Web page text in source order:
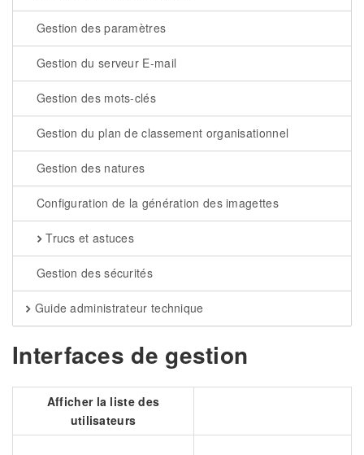
Gestion des paramètres
Gestion du serveur E-mail
Gestion des mots-clés
Gestion du plan de classement organisationnel
Gestion des natures
Configuration de la génération des imagettes
Trucs et astuces
Gestion des sécurités
Guide administrateur technique
Interfaces de gestion
Afficher la liste des
utilisateurs